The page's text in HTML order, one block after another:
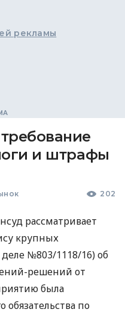
рекламы
и штрафы
202
рассматривает
крупных
деле №803/1118/16) об
решений от
была
по